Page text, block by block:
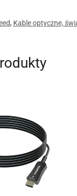
, Kable optyczne,